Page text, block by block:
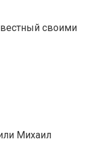
своими
Михаил